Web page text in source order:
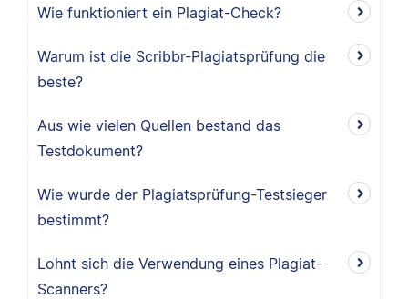
Wie funktioniert ein Plagiat-Check?
Warum ist die Scribbr-Plagiatsprüfung die
beste?
Aus wie vielen Quellen bestand das
Testdokument?
Wie wurde der Plagiatsprüfung-Testsieger
bestimmt?
Lohnt sich die Verwendung eines Plagiat-
Scanners?